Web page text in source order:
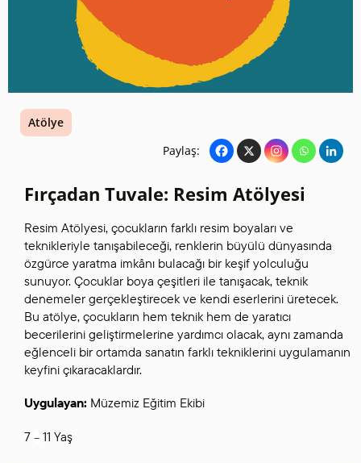
İKTISADI BAĞIMSIZLIK
MÜZESI
ATATÜRK KÜTÜPHANESI
SANAT GALERILERI
KÜLTÜREL MIRASA
DESTEK
Atölye
Paylaş:
Fırçadan Tuvale: Resim Atölyesi
Resim Atölyesi, çocukların farklı resim boyaları ve
teknikleriyle tanışabileceği, renklerin büyülü dünyasında
özgürce yaratma imkânı bulacağı bir keşif yolculuğu
sunuyor. Çocuklar boya çeşitleri ile tanışacak, teknik
denemeler gerçekleştirecek ve kendi eserlerini üretecek.
Bu atölye, çocukların hem teknik hem de yaratıcı
becerilerini geliştirmelerine yardımcı olacak, aynı zamanda
eğlenceli bir ortamda sanatın farklı tekniklerini uygulamanın
keyfini çıkaracaklardır.
Uygulayan: Müzemiz Eğitim Ekibi
7 – 11 Yaş